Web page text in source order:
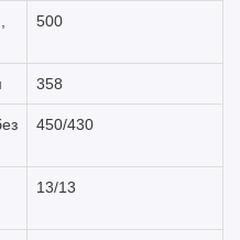
500
358
450/430
13/13